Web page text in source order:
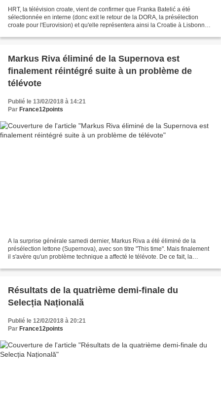
HRT, la télévision croate, vient de confirmer que Franka Batelić a été
sélectionnée en interne (donc exit le retour de la DORA, la présélection
croate pour l'Eurovision) et qu'elle représentera ainsi la Croatie à Lisbonne.
Markus Riva éliminé de la Supernova est
finalement réintégré suite à un problème de
télévote
Publié le 13/02/2018 à 14:21
Par France12points
A la surprise générale samedi dernier, Markus Riva a été éliminé de la
présélection lettone (Supernova), avec son titre "This time". Mais finalement
il s'avère qu'un problème technique a affecté le télévote. De ce fait, la
Résultats de la quatrième demi-finale du
Selecția Națională
Publié le 12/02/2018 à 20:21
Par France12points